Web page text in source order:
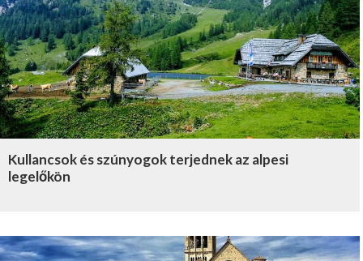
Kullancsok és szúnyogok terjednek az alpesi
legelőkön